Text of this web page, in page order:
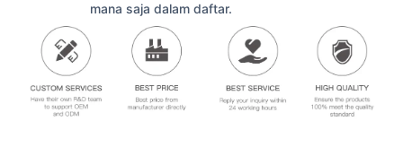
mana saja dalam daftar.